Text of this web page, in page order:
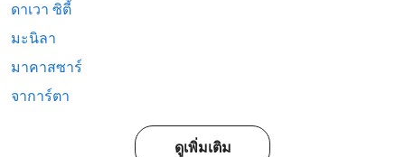
ดาเวา ซิตี้
มะนิลา
มาคาสซาร์
จาการ์ตา
ดูเพิ่มเติม